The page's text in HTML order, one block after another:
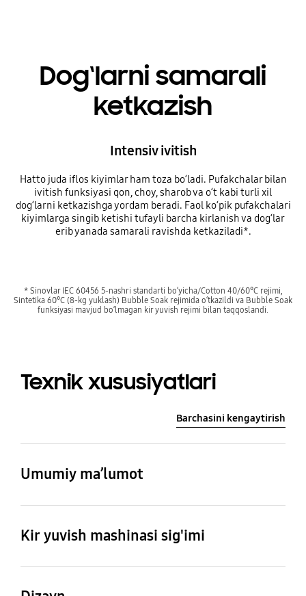
Dog‘larni samarali
ketkazish
Intensiv ivitish
Hatto juda iflos kiyimlar ham toza bo‘ladi. Pufakchalar bilan
ivitish funksiyasi qon, choy, sharob va o‘t kabi turli xil
dog‘larni ketkazishga yordam beradi. Faol ko‘pik pufakchalari
kiyimlarga singib ketishi tufayli barcha kirlanish va dog‘lar
erib yanada samarali ravishda ketkaziladi*.
* Sinovlar IEC 60456 5-nashri standarti bo‘yicha/Cotton 40/60°C rejimi,
Sintetika 60°C (8-kg yuklash) Bubble Soak rejimida o‘tkazildi va Bubble Soak
funksiyasi mavjud bo‘lmagan kir yuvish rejimi bilan taqqoslandi.
Texnik xususiyatlari
Barchasini kengaytirish
Umumiy ma’lumot
sig
texnologiyasi
Kir yuvish mashinasi sig'imi
Kir yuvish mashinasi